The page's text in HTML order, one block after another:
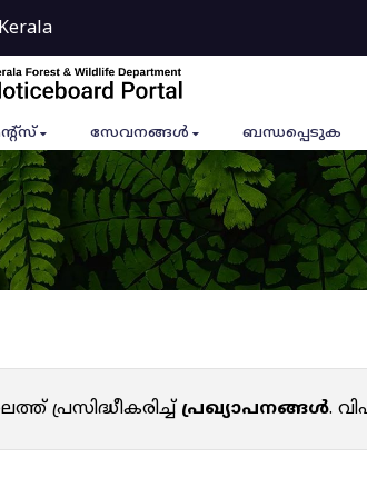
സേവനങ്ങൾ ബന്ധപ്പെടുക
പ്രസിദ്ധീകരിച്ച്പ്രഖ്യാപനങ്ങൾ.